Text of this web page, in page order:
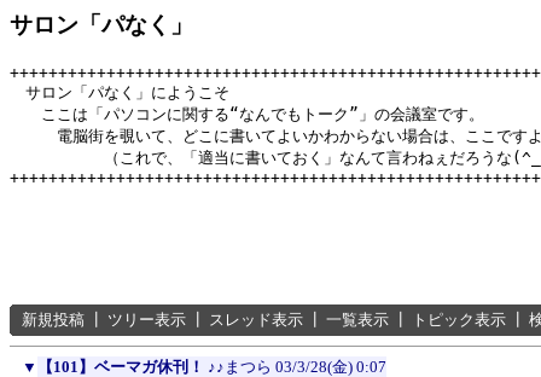
サロン「パなく」
サロン「パなく」にようこそ
ここは「パソコンに関する“なんでもトーク”」の会議室です。
電脳街を覗いて、どこに書いてよいかわからない場合は、ここです
（これで、「適当に書いておく」なんて言わねぇだろうな
新規投稿 ツリー表示 スレッド表示 一覧表示 トピック表示
▼ 【101】ベーマガ休刊！ ♪♪まつら 03/3/28(金) 0:07